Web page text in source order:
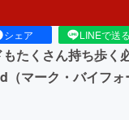
シェア LINEで送る
たくさん持ち歩く
マーク・バイフォ